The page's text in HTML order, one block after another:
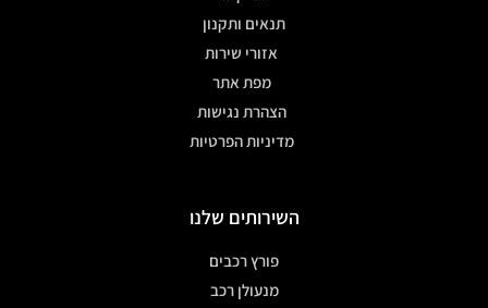
תנאים ותקנון
אזורי שירות
מפת אתר
הצהרת נגישות
מדיניות הפרטיות
השירותים שלנו
פורץ רכבים
מנעולן רכב